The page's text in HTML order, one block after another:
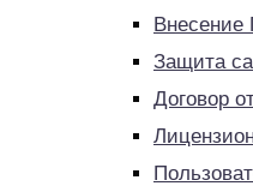
Защита
Договор